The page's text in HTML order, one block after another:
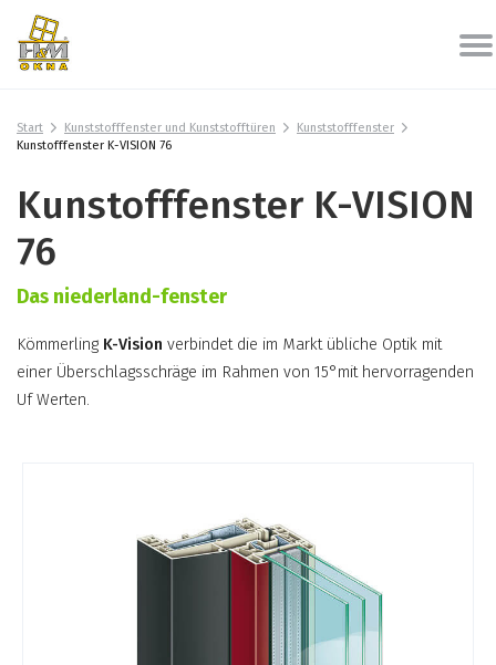
Start Kunststofffenster und Kunststofftüren
Kunststofffenster
Kunstofffenster K-VISION 76
Kunstofffenster K-VISION
76
Das niederland-fenster
Kömmerling K-Vision verbindet die im Markt übliche Optik mit
einer Überschlagsschräge im Rahmen von 15°mit hervorragenden
Uf Werten.